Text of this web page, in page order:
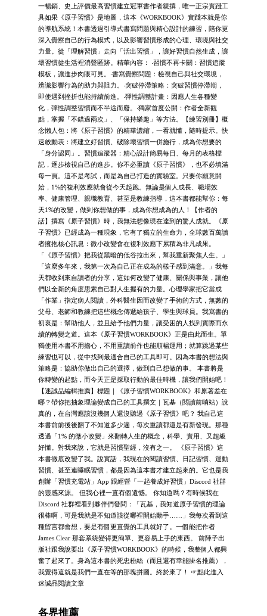
一暢銷、史上評價最高習慣建立冠軍書作者親撰，唯一正宗實踐工
具如果《原子習慣》是地圖，這本《WORKBOOK》實踐本就是你
的導航系統！本書透過引導式書寫問題與精心設計的練習，陪你更
深入覺察自己的行為模式，以及影響習慣形成的心理、環境與社交
力量。從「理解習慣」走向「活出習慣」，讓好習慣自然生成，讓
壞習慣從生活裡消聲匿跡。精華內容： ‧習慣不再卡關：習慣追蹤
模板，讓進步肉眼可見。‧書寫覺察問題：檢視自己與社交環境，
辨識影響行為的助力與阻力。‧突破停滯策略：突破習慣停滯期，
即使遇到挫折也能持續前進。‧彈性調整計畫：因應人生各種變
化，彈性調整習慣而不半途而廢。‧獨家首度公開：作者全新觀
點，掌握「不錯過兩次」、「保持樂趣」等方法。【練習別冊】概
念懶人包：將《原子習慣》的精華濃縮，一看就懂，隨時提示。快
速啟動表：將建立好習慣、破除壞習慣一併施行，成為你想要的
「身分認同」。習慣追蹤器：精心設計簡易每日、每月的表格標
記，逐步檢視自己的進步。你不必重讀《原子習慣》，也不必填滿
每一頁。這不是考試，而是為自己打造的實驗室。只要你願意開
始，1%的複利效應就會從今天起跑。無論是個人成長、職場效
率、健康管理、親職教育、甚至是教練指導，這本書都能幫你：每
天1%的改變，做到你想做的事，成為你想成為的人！【作者的
話】撰寫《原子習慣》時，我無法想像現在達到的驚人成就。《原
子習慣》已經成為一種現象，它有了獨立的生命力，全球數百萬讀
者擁抱核心訊息：微小改變會在複利效應下累積為非凡成果。
「《原子習慣》把我從黑暗的低谷拉出來，幫我重新聚焦人生。」
「這麼多年來，我第一次為自己正在成為的樣子感到滿意。」我每
天都收到來自讀者的分享，這如何改變了健康、關係與事業，讓他
們以全新的角度思索自己對人生握有的力量。心理學家把它當成
「作業」指定病人閱讀，外科醫生因而改變了手術的方式，無數的
父母、老師和教練把這些概念傳遞給孩子、學生與球員。我寫書的
初衷是：幫助他人，並且給予他們力量，讓受困的人找到實際而永
續的轉變之道。這本《原子習慣WORKBOOK》正是由此而生。單
獨使用本書不用擔心，不用重讀前作也能順暢運用；就算跳過某些
練習也可以，從中找到最適合自己的工具即可。因為本書的想法與
策略是：協助你做出自己的選擇，做到自己想做的事。 本書將是
你轉變的起點，而今天正是採取行動的最佳時機，讓我們開始吧！
【迷誠品編輯推薦】標題｜《原子習慣WORKBOOK》和原著差在
哪？帶你把抽象理論變成自己的工具撰文｜瓦基（閱讀前哨站）說
真的，在台灣應該沒幾個人還沒聽過《原子習慣》吧？ 我自己這
本書前前後後翻了不知道多少遍，每次重讀都還是有新發現。那種
透過「1% 的微小改變」來翻轉人生的概念，科學、實用、又超級
好懂。對我來說，它就是習慣聖經，沒有之一。 《原子習慣》這
本書徹底改變了我。說實話，我現在的閱讀習慣、日記習慣、運動
習慣、甚至連睡眠習慣，都是因為這本書才建立起來的。它也是我
創辦「習慣充電站」App 跟經營「一起養成好習慣」Discord 社群
的靈感來源。 但我心裡一直有個遺憾。 你知道嗎？有時候我在
Discord 社群裡看到夥伴們發問：「瓦基，我知道原子習慣的理論
很棒啊，可是我就是不知道該從哪裡開始動手……」我每次看到這
種留言都會想，要是有個更直覺的工具就好了。一個能把作者
James Clear 那套系統變得更簡單、更容易上手的東西。 前陣子出
版社跟我說要出《原子習慣WORKBOOK》的時候，我整個人都興
奮了起來了。身為這本書的死忠粉絲（而且還有幸能掛名推薦），
我覺得這就是我們一直在等的那塊拼圖。終於來了！ ☞點此進入
迷誠品閱讀文章
各界推薦